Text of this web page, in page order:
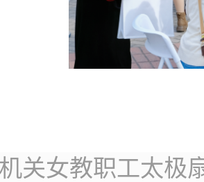
机关女教职工太极